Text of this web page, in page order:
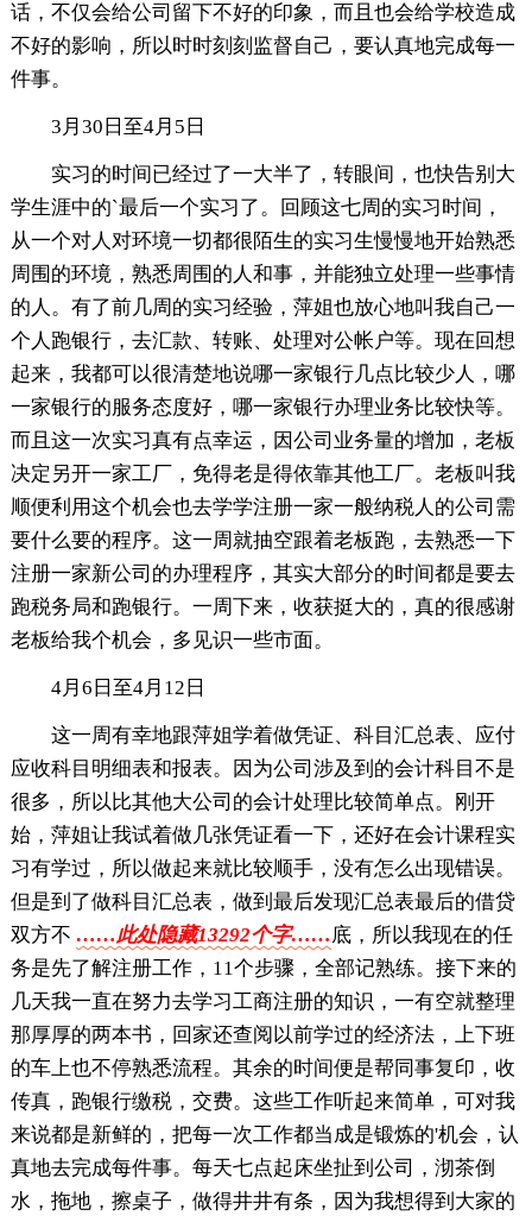
话，不仅会给公司留下不好的印象，而且也会给学校造成
不好的影响，所以时时刻刻监督自己，要认真地完成每一
件事。
3月30日至4月5日
实习的时间已经过了一大半了，转眼间，也快告别大
学生涯中的`最后一个实习了。回顾这七周的实习时间，
从一个对人对环境一切都很陌生的实习生慢慢地开始熟悉
周围的环境，熟悉周围的人和事，并能独立处理一些事情
的人。有了前几周的实习经验，萍姐也放心地叫我自己一
个人跑银行，去汇款、转账、处理对公帐户等。现在回想
起来，我都可以很清楚地说哪一家银行几点比较少人，哪
一家银行的服务态度好，哪一家银行办理业务比较快等。
而且这一次实习真有点幸运，因公司业务量的增加，老板
决定另开一家工厂，免得老是得依靠其他工厂。老板叫我
顺便利用这个机会也去学学注册一家一般纳税人的公司需
要什么要的程序。这一周就抽空跟着老板跑，去熟悉一下
注册一家新公司的办理程序，其实大部分的时间都是要去
跑税务局和跑银行。一周下来，收获挺大的，真的很感谢
老板给我个机会，多见识一些市面。
4月6日至4月12日
这一周有幸地跟萍姐学着做凭证、科目汇总表、应付
应收科目明细表和报表。因为公司涉及到的会计科目不是
很多，所以比其他大公司的会计处理比较简单点。刚开
始，萍姐让我试着做几张凭证看一下，还好在会计课程实
习有学过，所以做起来就比较顺手，没有怎么出现错误。
但是到了做科目汇总表，做到最后发现汇总表最后的借贷
双方不 ……此处隐藏13292个字……底，所以我现在的任
务是先了解注册工作，11个步骤，全部记熟练。接下来的
几天我一直在努力去学习工商注册的知识，一有空就整理
那厚厚的两本书，回家还查阅以前学过的经济法，上下班
的车上也不停熟悉流程。其余的时间便是帮同事复印，收
传真，跑银行缴税，交费。这些工作听起来简单，可对我
来说都是新鲜的，把每一次工作都当成是锻炼的'机会，认
真地去完成每件事。每天七点起床坐扯到公司，沏茶倒
水，拖地，擦桌子，做得井井有条，因为我想得到大家的